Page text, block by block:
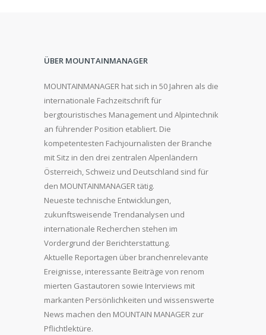
ÜBER MOUNTAINMANAGER
MOUNTAINMANAGER hat sich in 50 Jahren als die
internationale Fachzeitschrift für
bergtouristisches Management und Alpintechnik
an führender Position etabliert. Die
kompetentesten Fachjournalisten der Branche
mit Sitz in den drei zentralen Alpenländern
Österreich, Schweiz und Deutschland sind für
den MOUNTAINMANAGER tätig.
Neueste technische Entwicklungen,
zukunftsweisende Trendanalysen und
internationale Recherchen stehen im
Vordergrund der Berichterstattung.
Aktuelle Reportagen über branchenrelevante
Ereignisse, interessante Beiträge von renom
mierten Gastautoren sowie Interviews mit
markanten Persönlichkeiten und wissenswerte
News machen den MOUNTAIN MANAGER zur
Pflichtlektüre.